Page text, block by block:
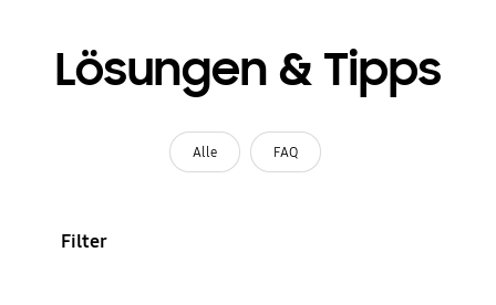
Lösungen & Tipps
Alle FAQ
Filter